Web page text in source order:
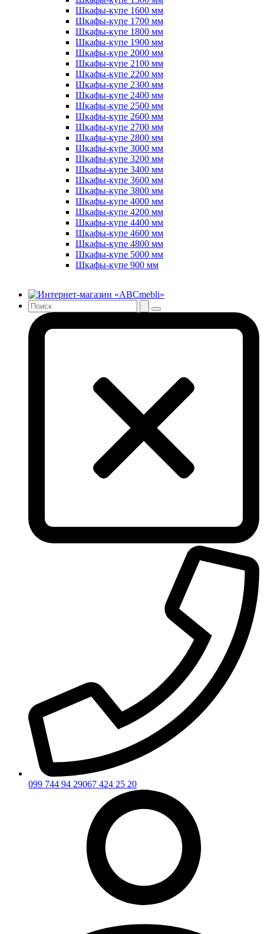
Шкафы-купе 1600 мм
Шкафы-купе 1700 мм
Шкафы-купе 1800 мм
Шкафы-купе 1900 мм
Шкафы-купе 2000 мм
Шкафы-купе 2100 мм
Шкафы-купе 2200 мм
Шкафы-купе 2300 мм
Шкафы-купе 2400 мм
Шкафы-купе 2500 мм
Шкафы-купе 2600 мм
Шкафы-купе 2700 мм
Шкафы-купе 2800 мм
Шкафы-купе 3000 мм
Шкафы-купе 3200 мм
Шкафы-купе 3400 мм
Шкафы-купе 3600 мм
Шкафы-купе 3800 мм
Шкафы-купе 4000 мм
Шкафы-купе 4200 мм
Шкафы-купе 4400 мм
Шкафы-купе 4600 мм
Шкафы-купе 4800 мм
Шкафы-купе 5000 мм
Шкафы-купе 900 мм
099 744 94 29067 424 25 20